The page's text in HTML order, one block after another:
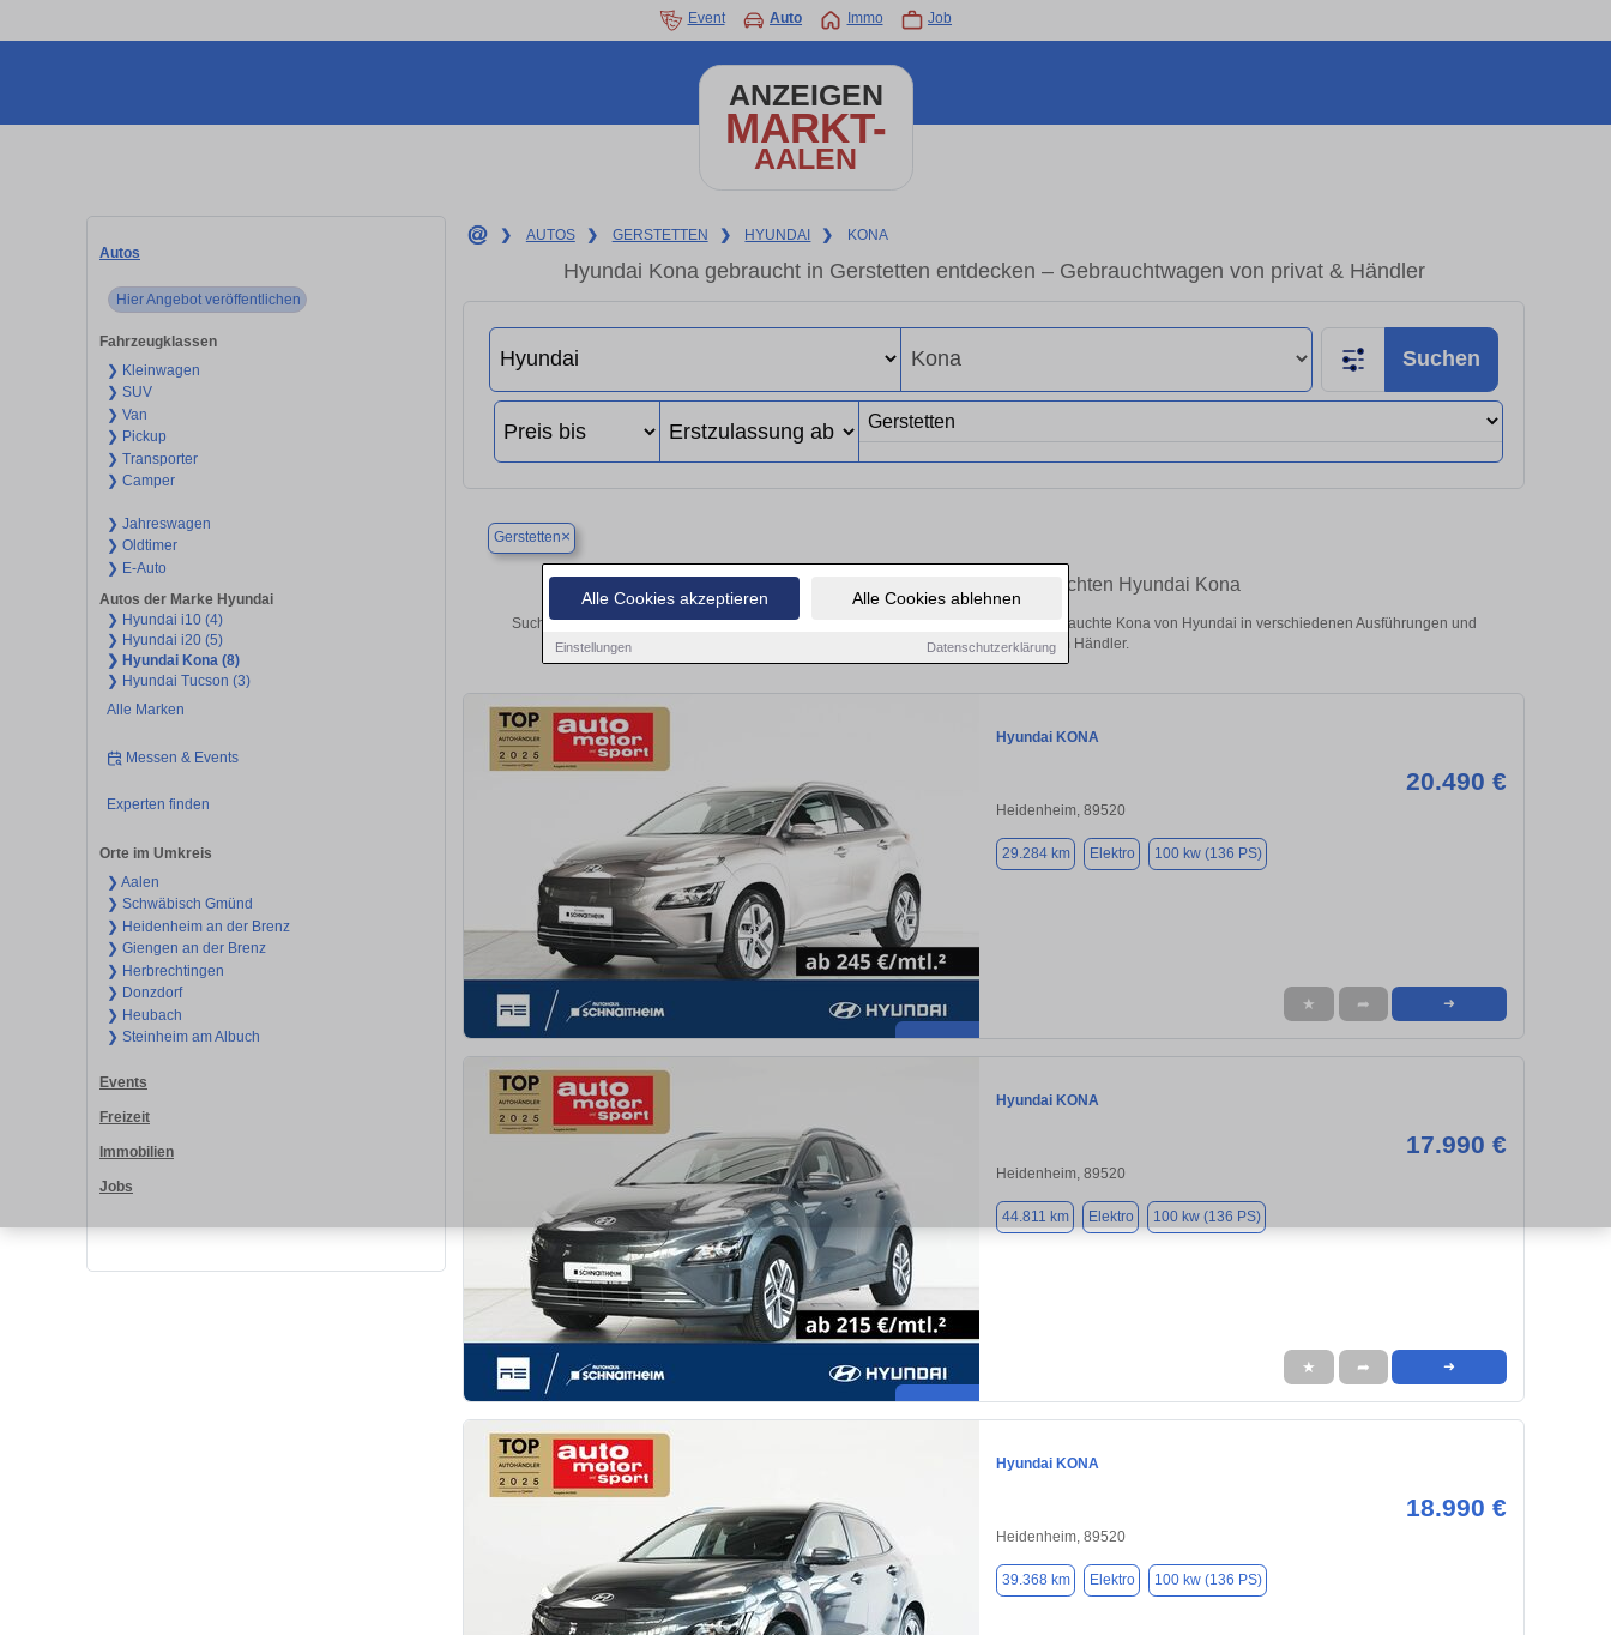
Alle Cookies akzeptieren Alle Cookies ablehnen
Einstellungen Datenschutzerklärung
Event Auto Immo Job
ANZEIGEN
MARKT-
AALEN
Autos
Hier Angebot veröffentlichen
Fahrzeugklassen
❯ Kleinwagen
❯ SUV
❯ Van
❯ Pickup
❯ Transporter
❯ Camper
❯ Jahreswagen
❯ Oldtimer
❯ E-Auto
Autos der Marke Hyundai
❯ Hyundai i10 (4)
❯ Hyundai i20 (5)
❯ Hyundai Kona (8)
❯ Hyundai Tucson (3)
Alle Marken
Messen & Events
Experten finden
Orte im Umkreis
❯ Aalen
❯ Schwäbisch Gmünd
❯ Heidenheim an der Brenz
❯ Giengen an der Brenz
❯ Herbrechtingen
❯ Donzdorf
❯ Heubach
❯ Steinheim am Albuch
Events
Freizeit
Immobilien
Jobs
❯ AUTOS ❯ GERSTETTEN ❯ HYUNDAI ❯ KONA
Hyundai Kona gebraucht in Gerstetten entdecken – Gebrauchtwagen von privat & Händler
Suchen
Gerstetten×
Finden Sie in Gerstetten Ihren gebrauchten Hyundai Kona
Suchen Sie in Gerstetten einen Hyundai Kona Gebrauchtwagen? Entdecken Sie gebrauchte Kona von Hyundai in verschiedenen Ausführungen und
Preisklassen von privat und vom Händler.
Hyundai KONA
20.490 €
Heidenheim, 89520
29.284 km Elektro 100 kw (136 PS)
★ ➦ ➜
Hyundai KONA
17.990 €
Heidenheim, 89520
44.811 km Elektro 100 kw (136 PS)
★ ➦ ➜
Hyundai KONA
18.990 €
Heidenheim, 89520
39.368 km Elektro 100 kw (136 PS)